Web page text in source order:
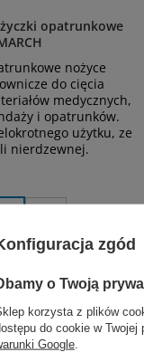
opatrunkowe
nożyce
do cięcia
medycznych,
i opatrunków.
użytku, ze
nierdzewnej.
cm 18 cm
Dostępny
WARIANT
55,00
zgód
o Twoją
korzysta z plików
do cookie w
Google